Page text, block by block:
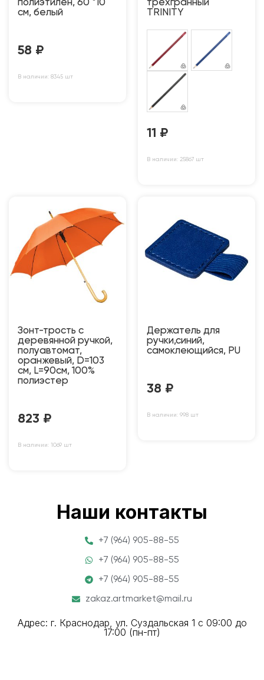
полиэтилен, 60 *10
см, белый
58 ₽
В наличии: 8345 шт
трехгранный
TRINITY
11 ₽
В наличии: 25867 шт
Зонт-трость с
деревянной ручкой,
полуавтомат,
оранжевый, D=103
см, L=90см, 100%
полиэстер
823 ₽
В наличии: 1069 шт
Держатель для
ручки,синий,
самоклеющийся, PU
38 ₽
В наличии: 998 шт
Наши контакты
+7 (964) 905-88-55
+7 (964) 905-88-55
+7 (964) 905-88-55
zakaz.artmarket@mail.ru
Адрес: г. Краснодар, ул. Суздальская 1 с 09:00 до
17:00 (пн-пт)